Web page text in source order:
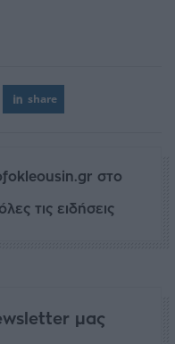
share
στο
τις ειδήσεις
μας